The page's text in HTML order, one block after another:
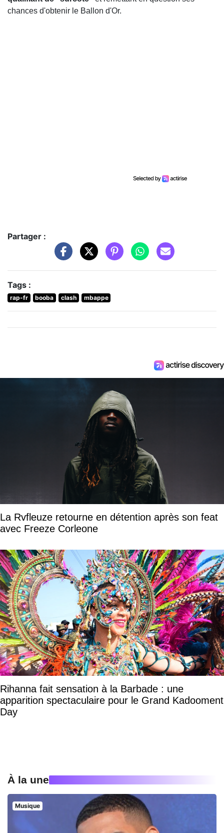
chances d'obtenir le Ballon d'Or.
Partager :
Tags :
rap-fr booba clash mbappe
La Rvfleuze retourne en détention après son feat
avec Freeze Corleone
Rihanna fait sensation à la Barbade : une
apparition spectaculaire pour le Grand Kadooment
Day
À la une
Musique